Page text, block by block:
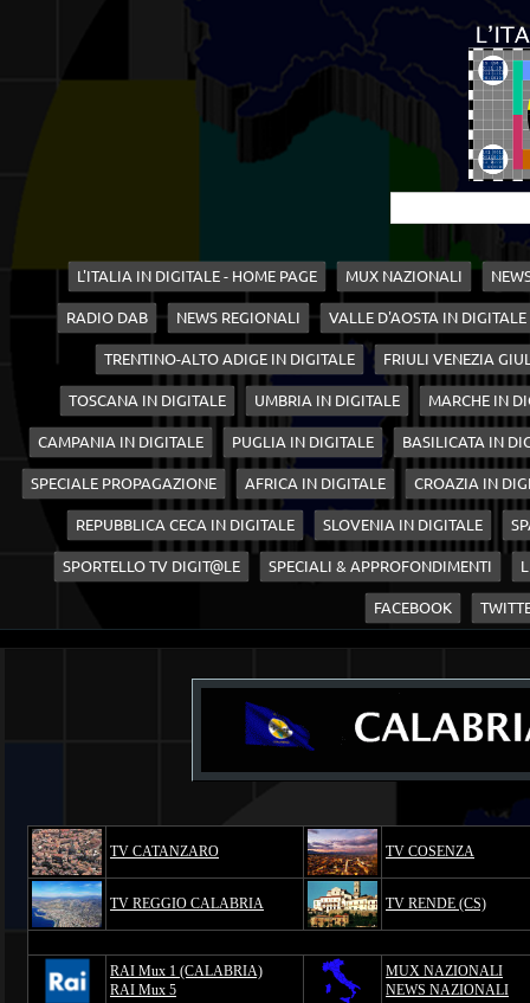
L'ITALIA IN DIGITALE - HOME PAGE MUX NAZIONALI
RADIO DAB NEWS REGIONALI VALLE D'AOSTA IN DIGITALE
TRENTINO-ALTO ADIGE IN DIGITALE FRIULI VENEZIA
TOSCANA IN DIGITALE UMBRIA IN DIGITALE MARCHE IN
CAMPANIA IN DIGITALE PUGLIA IN DIGITALE BASILICATA IN
SPECIALE PROPAGAZIONE AFRICA IN DIGITALE CROAZIA IN
REPUBBLICA CECA IN DIGITALE SLOVENIA IN DIGITALE
SPORTELLO TV DIGIT@LE SPECIALI & APPROFONDIMENTI
FACEBOOK
TV CATANZARO TV COSENZA
TV REGGIO CALABRIA TV RENDE (CS)
RAI Mux 1 (CALABRIA)
RAI Mux 5
MUX NAZIONALI
NEWS NAZIONALI